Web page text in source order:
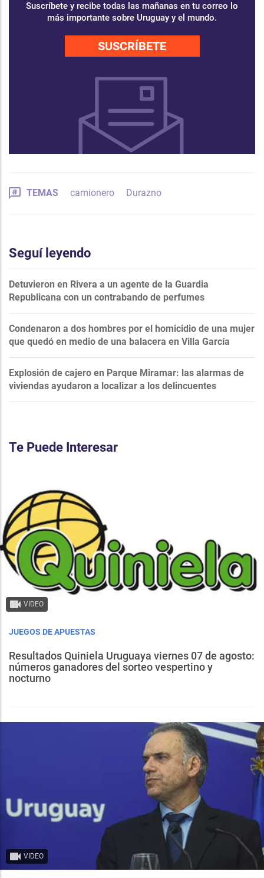
Suscríbete y recibe todas las mañanas en tu correo lo
más importante sobre Uruguay y el mundo.
SUSCRÍBETE
TEMAS camionero Durazno
Seguí leyendo
Detuvieron en Rivera a un agente de la Guardia
Republicana con un contrabando de perfumes
Condenaron a dos hombres por el homicidio de una mujer
que quedó en medio de una balacera en Villa García
Explosión de cajero en Parque Miramar: las alarmas de
viviendas ayudaron a localizar a los delincuentes
Te Puede Interesar
VIDEO
JUEGOS DE APUESTAS
Resultados Quiniela Uruguaya viernes 07 de agosto:
números ganadores del sorteo vespertino y
nocturno
VIDEO